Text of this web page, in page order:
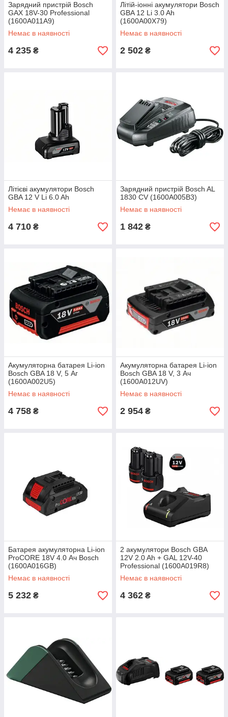
Зарядний пристрій Bosch
GAX 18V-30 Professional
(1600A011A9)
Немає в наявності
4 235 ₴
Літій-іонні акумулятори Bosch
GBA 12 Li 3.0 Ah
(1600A00X79)
Немає в наявності
2 502 ₴
Літієві акумулятори Bosch
GBA 12 V Li 6.0 Ah
Немає в наявності
4 710 ₴
Зарядний пристрій Bosch AL
1830 CV (1600A005B3)
Немає в наявності
1 842 ₴
Акумуляторна батарея Li-ion
Bosch GBA 18 V, 5 Аг
(1600A002U5)
Немає в наявності
4 758 ₴
Акумуляторна батарея Li-ion
Bosch GBA 18 V, 3 Ач
(1600A012UV)
Немає в наявності
2 954 ₴
Батарея акумуляторна Li-ion
ProCORE 18V 4.0 Ач Bosch
(1600A016GB)
Немає в наявності
5 232 ₴
2 акумулятори Bosch GBA
12V 2.0 Ah + GAL 12V-40
Professional (1600A019R8)
Немає в наявності
4 362 ₴